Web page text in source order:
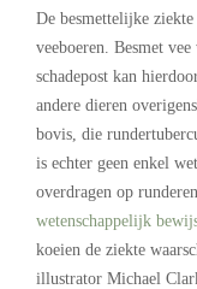
De besmettelijke
veeboeren. Besmet
schadepost kan
andere dieren
bovis, die
is echter geen enkel
overdragen op
wetenschappelijk
koeien de ziekte
illustrator Michael